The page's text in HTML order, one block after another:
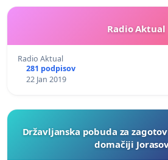
Radio Aktual
Radio Aktual
281 podpisov
22 Jan 2019
Državljanska pobuda za
domačiji